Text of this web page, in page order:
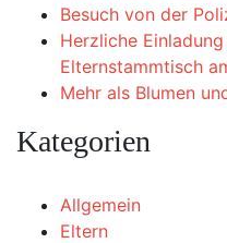
Besuch von der
Herzliche
Elternstammtisch
Mehr als Blumen
Kategorien
Allgemein
Eltern